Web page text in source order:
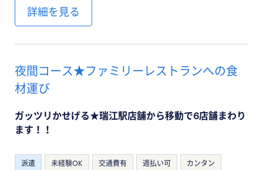
詳細を見る
夜間コース★ファミリーレストランへの食
材運び
ガッツリかせげる★瑞江駅店舗から移動で6店舗まわり
ます！！
派遣 未経験OK 交通費有 週払い可 カンタン